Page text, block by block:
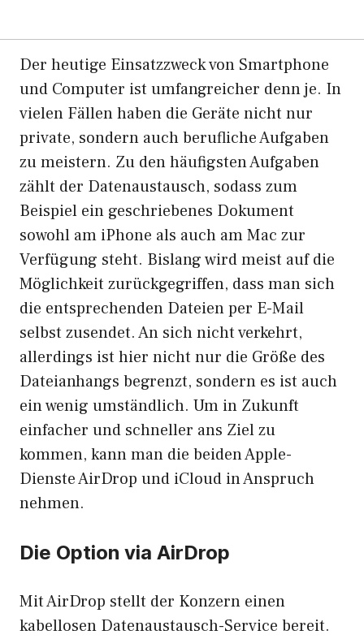
Der heutige Einsatzzweck von Smartphone
und Computer ist umfangreicher denn je. In
vielen Fällen haben die Geräte nicht nur
private, sondern auch berufliche Aufgaben
zu meistern. Zu den häufigsten Aufgaben
zählt der Datenaustausch, sodass zum
Beispiel ein geschriebenes Dokument
sowohl am iPhone als auch am Mac zur
Verfügung steht. Bislang wird meist auf die
Möglichkeit zurückgegriffen, dass man sich
die entsprechenden Dateien per E-Mail
selbst zusendet. An sich nicht verkehrt,
allerdings ist hier nicht nur die Größe des
Dateianhangs begrenzt, sondern es ist auch
ein wenig umständlich. Um in Zukunft
einfacher und schneller ans Ziel zu
kommen, kann man die beiden Apple-
Dienste AirDrop und iCloud in Anspruch
nehmen.
Die Option via AirDrop
Mit AirDrop stellt der Konzern einen
kabellosen Datenaustausch-Service bereit.